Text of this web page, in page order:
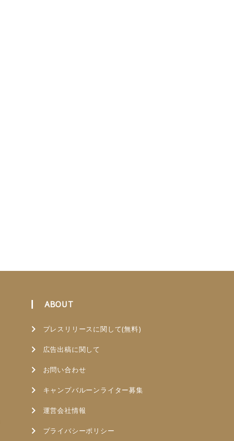
ABOUT
プレスリリースに関して(無料)
広告出稿に関して
お問い合わせ
キャンプバルーンライター募集
運営会社情報
プライバシーポリシー